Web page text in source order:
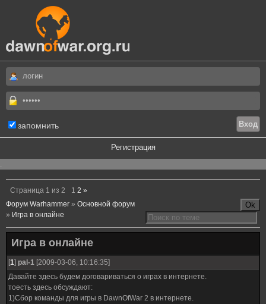
запомнить
Регистрация
.
Страница 1 из 2 1 2 »
Форум Warhammer » Основной форум
» Игра в онлайне
Игра в онлайне
[1] pal-1 [2009-03-06, 10:16:35]
Давайте здесь будем договариваться о играх в интернете.
тоесть здесь обсуждают:
1)Сбор команды для игры в DawnOfWar 2 в интернете.